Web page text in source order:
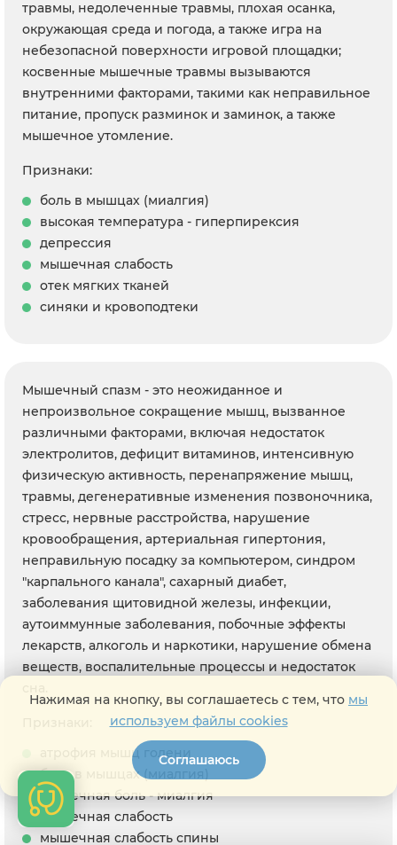
травмы, недолеченные травмы, плохая осанка,
окружающая среда и погода, а также игра на
небезопасной поверхности игровой площадки;
косвенные мышечные травмы вызываются
внутренними факторами, такими как неправильное
питание, пропуск разминок и заминок, а также
мышечное утомление.
Признаки:
боль в мышцах (миалгия)
высокая температура - гиперпирексия
депрессия
мышечная слабость
отек мягких тканей
синяки и кровоподтеки
Мышечный спазм - это неожиданное и
непроизвольное сокращение мышц, вызванное
различными факторами, включая недостаток
электролитов, дефицит витаминов, интенсивную
физическую активность, перенапряжение мышц,
травмы, дегенеративные изменения позвоночника,
стресс, нервные расстройства, нарушение
кровообращения, артериальная гипертония,
неправильную посадку за компьютером, синдром
"карпального канала", сахарный диабет,
заболевания щитовидной железы, инфекции,
аутоиммунные заболевания, побочные эффекты
лекарств, алкоголь и наркотики, нарушение обмена
веществ, воспалительные процессы и недостаток
атрофия мышц голени
боль в мышцах (миалгия)
мышечная боль - миалгия
мышечная слабость
мышечная слабость спины
Нажимая на кнопку, вы соглашаетесь с тем, что мы
используем файлы cookies
Соглашаюсь